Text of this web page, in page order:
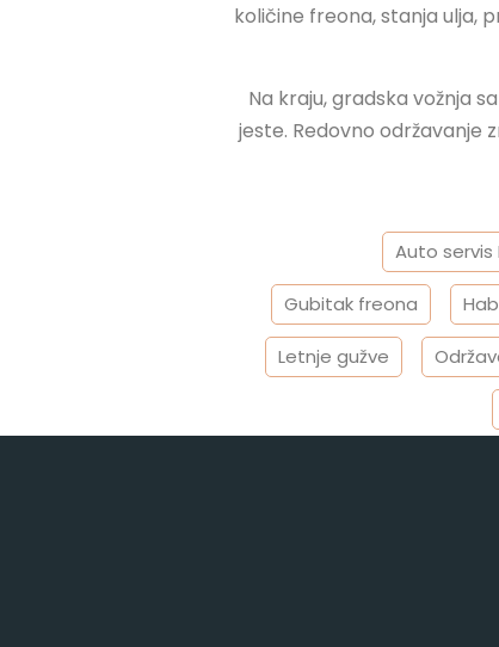
količine freona, stanja ulja,
Na kraju, gradska vožnja
jeste. Redovno održavanje
Auto servis
Gubitak freona
Letnje gužve